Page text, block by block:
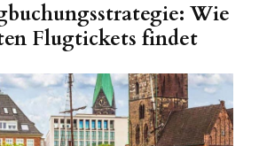
Wie
Flugtickets findet